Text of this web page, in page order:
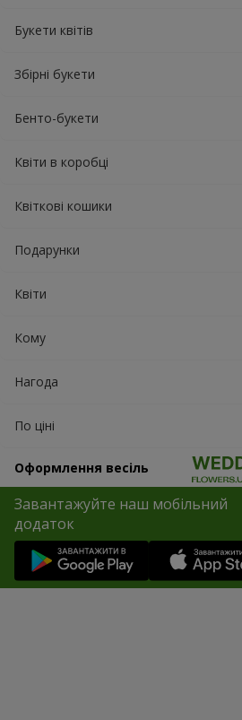
Букети квітів
Збірні букети
Бенто-букети
Квіти в коробці
Квіткові кошики
Подарунки
Квіти
Кому
Нагода
По ціні
Оформлення весіль
Завантажуйте наш мобільний
додаток